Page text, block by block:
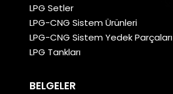
LPG Setler
LPG-CNG Sistem Ürünleri
LPG-CNG Sistem Yedek Parçaları
LPG Tankları
BELGELER